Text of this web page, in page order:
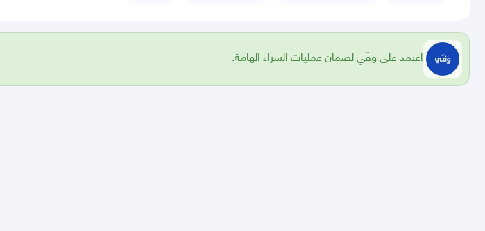
اعتمد على وفّي لضمان عمليات الشراء الهامة.